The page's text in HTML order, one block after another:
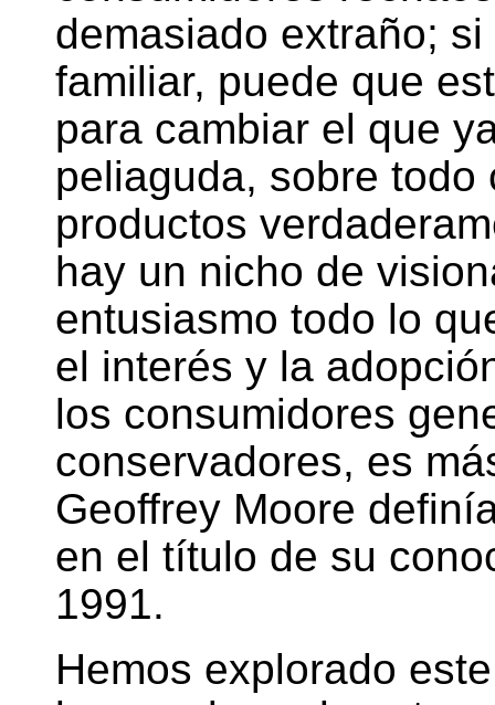
demasiado extraño;
familiar, puede que
para cambiar el que
peliaguda, sobre todo
productos
hay un nicho de
entusiasmo todo lo
el interés y la
los consumidores
conservadores, es
Geoffrey Moore
en el título de su
1991.
Hemos explorado